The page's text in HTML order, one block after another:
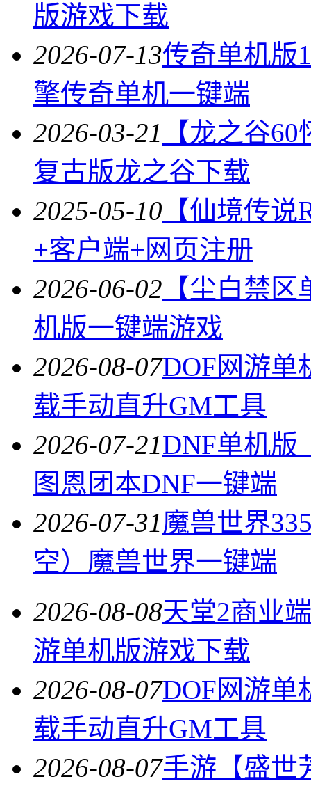
版游戏下载
2026-07-13传奇单机版
擎传奇单机一键端
2026-03-21
【龙之谷
复古版龙之谷下载
2025-05-10 【仙境传
+客户端+网页注册
2026-06-02 【尘白禁
机版一键端游戏
2026-08-07DOF网游单
载手动直升GM工具
2026-07-21DNF单机版
图恩团本DNF一键端
2026-07-31魔兽世界
空）魔兽世界一键端
2026-08-08天堂2商业
游单机版游戏下载
2026-08-07DOF网游单
载手动直升GM工具
2026-08-07手游【盛世